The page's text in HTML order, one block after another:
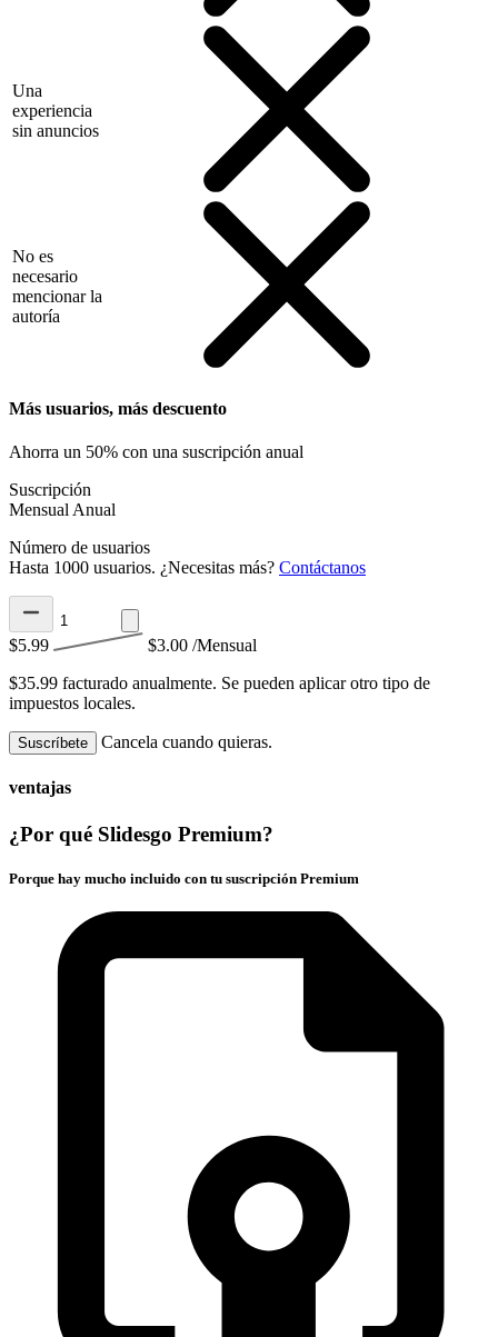
Una
experiencia
sin anuncios
No es
necesario
mencionar la
autoría
Más usuarios, más descuento
Ahorra un 50% con una suscripción anual
Suscripción
Mensual Anual
Número de usuarios
Hasta 1000 usuarios. ¿Necesitas más? Contáctanos
$5.99 $3.00 /Mensual
$35.99 facturado anualmente. Se pueden aplicar otro tipo de
impuestos locales.
Suscríbete Cancela cuando quieras.
ventajas
¿Por qué Slidesgo Premium?
Porque hay mucho incluido con tu suscripción Premium